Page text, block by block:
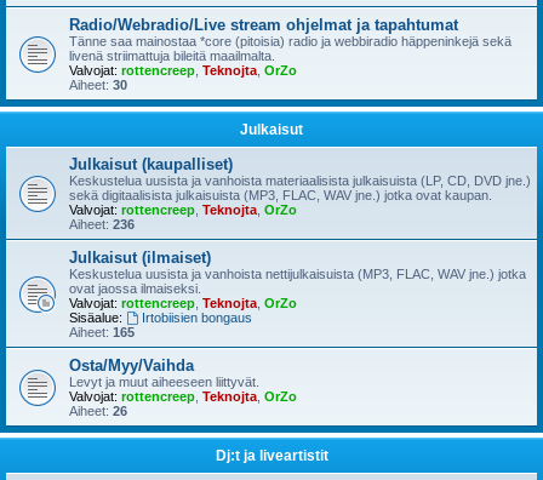
Radio/Webradio/Live stream ohjelmat ja tapahtumat
Tänne saa mainostaa *core (pitoisia) radio ja webbiradio häppeninkejä sekä
livenä striimattuja bileitä maailmalta.
Valvojat: rottencreep Teknojta OrZo
Aiheet: 30
Julkaisut
Julkaisut (kaupalliset)
Keskustelua uusista ja vanhoista materiaalisista julkaisuista (LP, CD, DVD jne.)
sekä digitaalisista julkaisuista (MP3, FLAC, WAV jne.) jotka ovat kaupan.
Valvojat: rottencreep Teknojta OrZo
Aiheet: 236
Julkaisut (ilmaiset)
Keskustelua uusista ja vanhoista nettijulkaisuista (MP3, FLAC, WAV jne.) jotka
ovat jaossa ilmaiseksi.
Valvojat: rottencreep Teknojta OrZo
Sisäalue:
Irtobiisien bongaus
Aiheet: 165
Osta/Myy/Vaihda
Levyt ja muut aiheeseen liittyvät.
Valvojat: rottencreep Teknojta OrZo
Aiheet: 26
Dj:t ja liveartistit